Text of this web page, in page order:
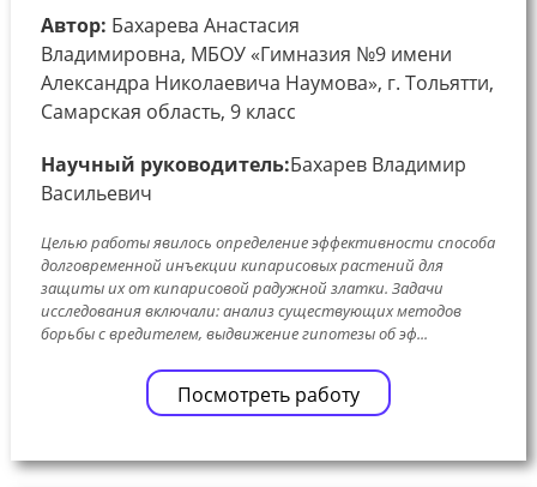
Автор: Бахарева Анастасия
Владимировна, МБОУ «Гимназия №9 имени
Александра Николаевича Наумова», г. Тольятти,
Самарская область, 9 класс
Научный руководитель:Бахарев Владимир
Васильевич
Целью работы явилось определение эффективности способа
долговременной инъекции кипарисовых растений для
защиты их от кипарисовой радужной златки. Задачи
исследования включали: анализ существующих методов
борьбы с вредителем, выдвижение гипотезы об эф...
Посмотреть работу